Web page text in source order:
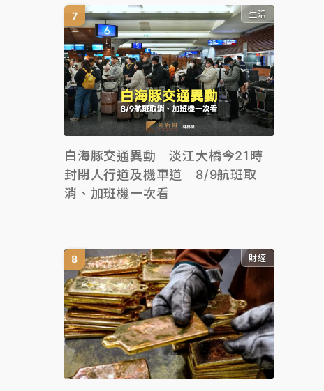
生活
白海豚交通異動｜淡江大橋今21時
封閉人行道及機車道 8/9航班取
消、加班機一次看
財經